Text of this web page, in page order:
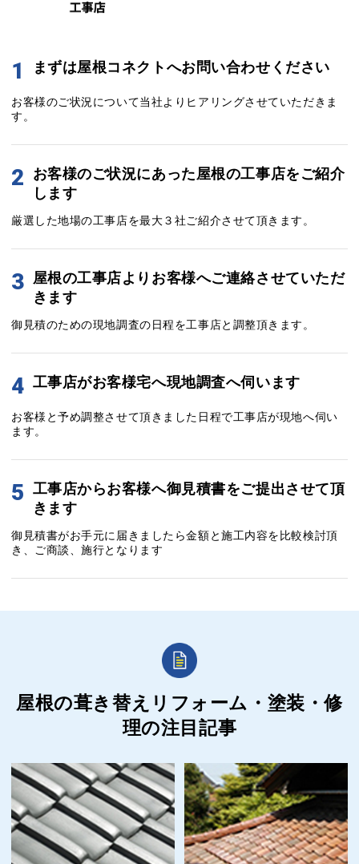
1 まずは屋根コネクトへお問い合わせください
お客様のご状況について当社よりヒアリングさせていただきま
す。
2
お客様のご状況にあった屋根の工事店をご紹介
します
厳選した地場の工事店を最大３社ご紹介させて頂きます。
3 屋根の工事店よりお客様へご連絡させていただ
きます
御見積のための現地調査の日程を工事店と調整頂きます。
4 工事店がお客様宅へ現地調査へ伺います
お客様と予め調整させて頂きました日程で工事店が現地へ伺い
ます。
5 工事店からお客様へ御見積書をご提出させて頂
きます
御見積書がお手元に届きましたら金額と施工内容を比較検討頂
き、ご商談、施行となります
屋根の葺き替えリフォーム・塗装・修
理の注目記事